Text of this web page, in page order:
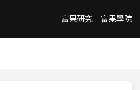
富果研究 富果學院